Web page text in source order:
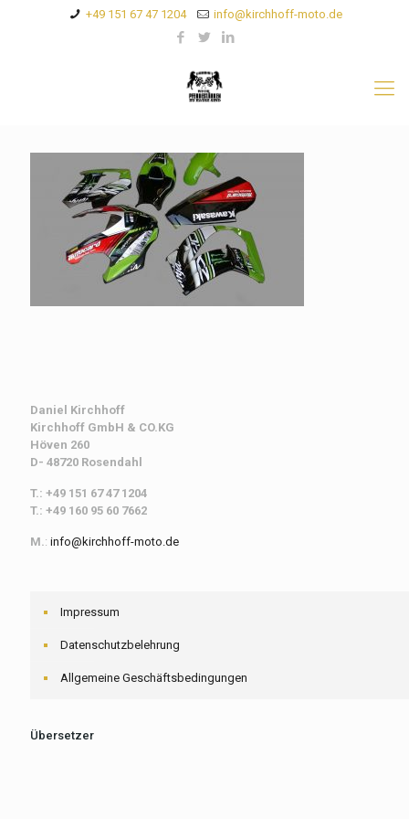
+49 151 67 47 1204 info@kirchhoff-moto.de
Daniel Kirchhoff
Kirchhoff GmbH & CO.KG
Höven 260
D- 48720 Rosendahl
T.: +49 151 67 47 1204
T.: +49 160 95 60 7662
M.: info@kirchhoff-moto.de
Impressum
Datenschutzbelehrung
Allgemeine Geschäftsbedingungen
Übersetzer